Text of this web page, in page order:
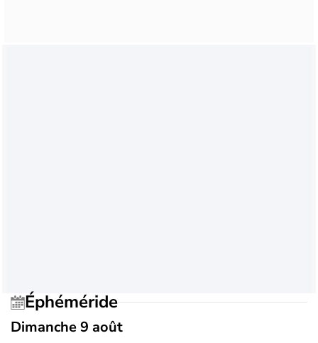
Éphéméride
Dimanche 9 août